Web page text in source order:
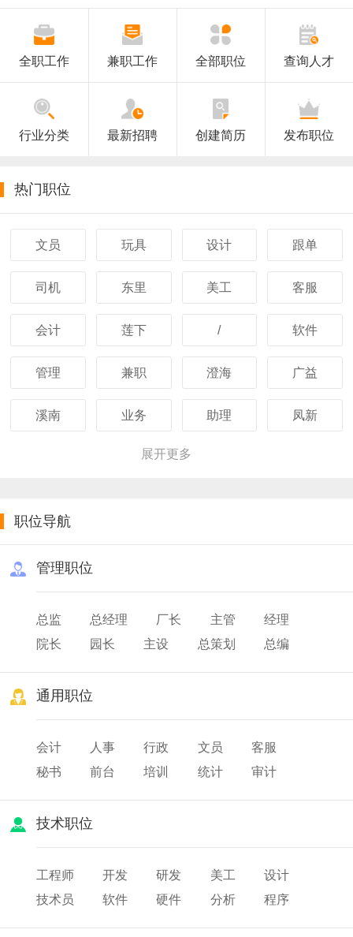
全职工作 兼职工作 全部职位 查询人才
行业分类 最新招聘 创建简历 发布职位
热门职位
文员 玩具 设计 跟单
司机 东里 美工 客服
会计 莲下 / 软件
管理 兼职 澄海 广益
溪南 业务 助理 凤新
展开更多
职位导航
管理职位
总监 总经理 厂长 主管
经理
院长
园长 主设 总策划
总编
通用职位
会计 人事 行政 文员
客服
秘书
前台 培训 统计
审计
技术职位
工程师 开发 研发 美工
设计
技术员
软件 硬件 分析 程序